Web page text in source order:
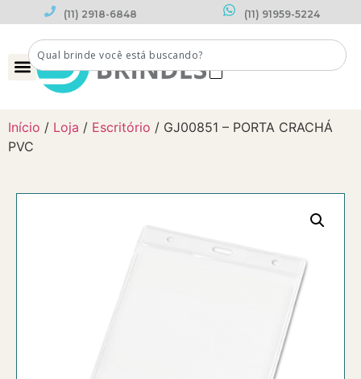
(11) 2918-6848 (11) 91959-5224
Início / Loja / Escritório / GJ00851 – PORTA CRACHÁ
PVC